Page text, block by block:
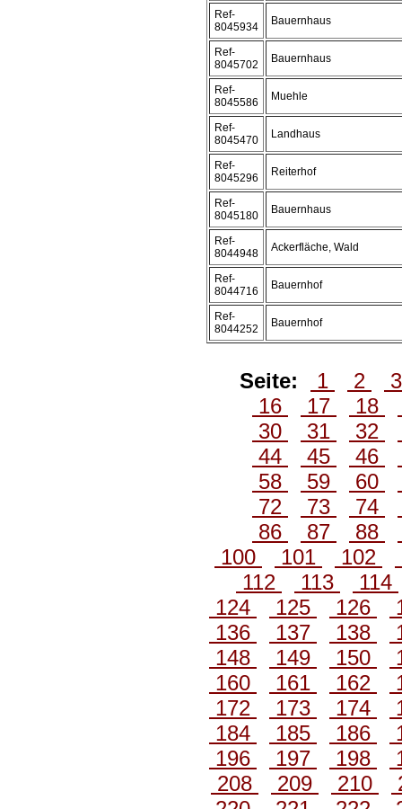
Ref-
8045934
Bauernhaus
Ref-
8045702
Bauernhaus
Ref-
8045586
Muehle
Ref-
8045470
Landhaus
Ref-
8045296
Reiterhof
Ref-
8045180
Bauernhaus
Ref-
8044948
Ackerfläche, Wald
Ref-
8044716
Bauernhof
Ref-
8044252
Bauernhof
Seite: 1 2
16
17 18
30
31 32
44
45 46
58
59 60
72
73 74
86
87 88
100
101 102
112
113
114
124
125 126
136
137 138
148
149 150
160
161 162
172
173 174
184
185 186
196
197 198
208
209 210